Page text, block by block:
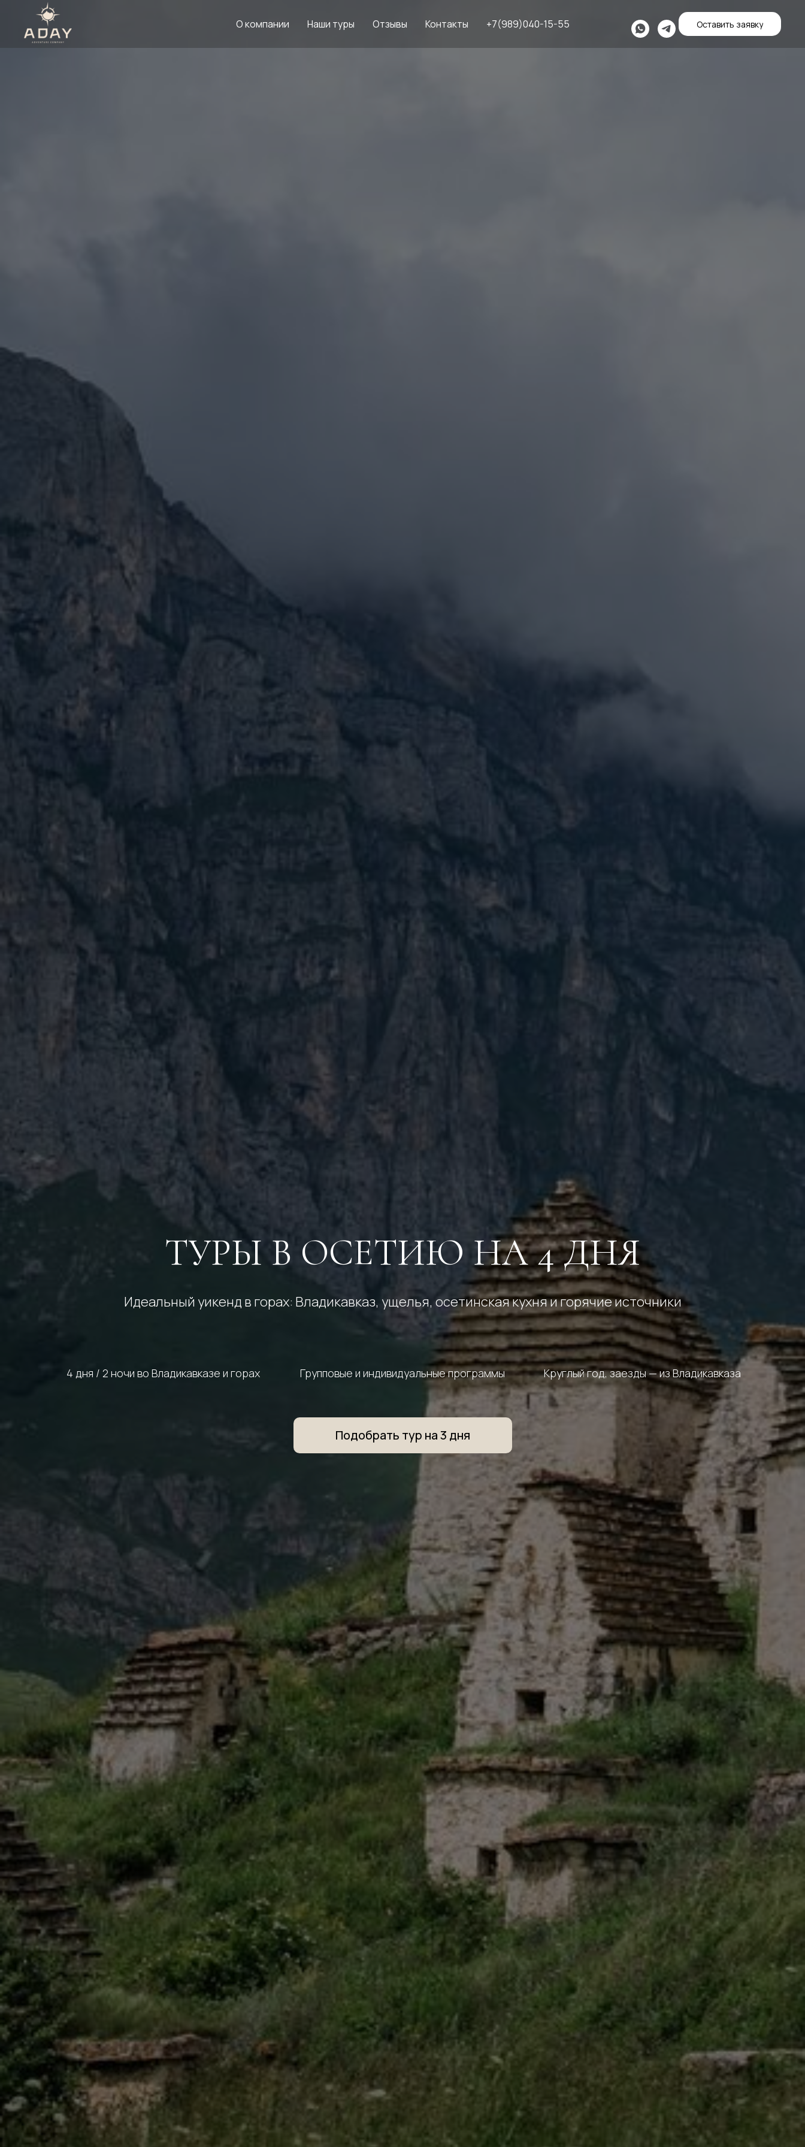
О компании Наши туры Отзывы Контакты +7(989)040-15-55 Оставить заявку
ТУРЫ В ОСЕТИЮ НА 4 ДНЯ
Идеальный уикенд в горах: Владикавказ, ущелья, осетинская кухня и горячие источники
4 дня / 2 ночи во Владикавказе и горах Групповые и индивидуальные программы Круглый год, заезды — из Владикавказа
Подобрать тур на 3 дня